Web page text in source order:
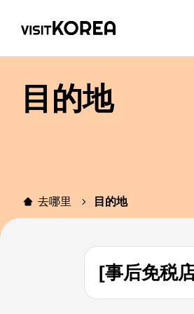
目的地
去哪里 目的地
[事后免税